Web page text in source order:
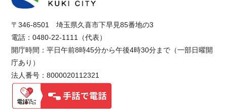
〒346-8501 埼玉県久喜市下早見85番地の3
電話：0480-22-1111（代表）
開庁時間：平日午前8時45分から午後4時30分まで（一部日曜開
庁あり）
法人番号：8000020112321